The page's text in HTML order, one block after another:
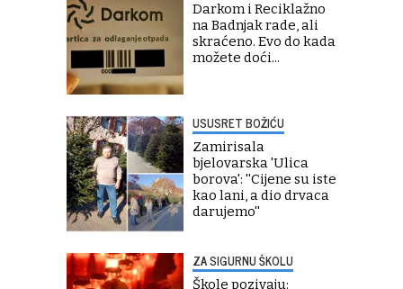
Darkom i Reciklažno
na Badnjak rade, ali
skraćeno. Evo do kada
možete doći...
USUSRET BOŽIĆU
Zamirisala
bjelovarska 'Ulica
borova': ''Cijene su iste
kao lani, a dio drvaca
darujemo''
ZA SIGURNU ŠKOLU
Škole pozivaju: